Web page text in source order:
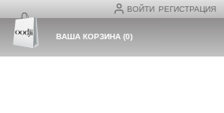
ВОЙТИ РЕГИСТРАЦИЯ
ВАША КОРЗИНА(0)